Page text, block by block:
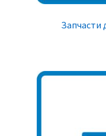
Запчасти